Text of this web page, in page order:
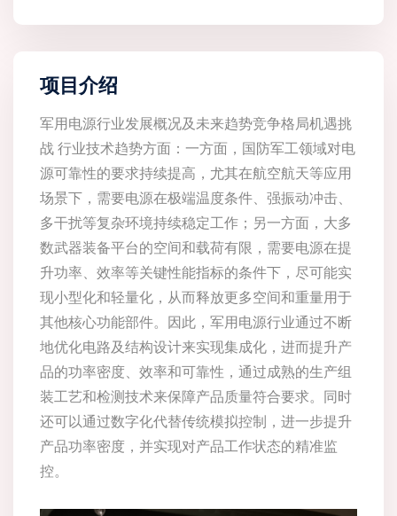
项目介绍
军用电源行业发展概况及未来趋势竞争格局机遇挑
战 行业技术趋势方面：一方面，国防军工领域对电
源可靠性的要求持续提高，尤其在航空航天等应用
场景下，需要电源在极端温度条件、强振动冲击、
多干扰等复杂环境持续稳定工作；另一方面，大多
数武器装备平台的空间和载荷有限，需要电源在提
升功率、效率等关键性能指标的条件下，尽可能实
现小型化和轻量化，从而释放更多空间和重量用于
其他核心功能部件。因此，军用电源行业通过不断
地优化电路及结构设计来实现集成化，进而提升产
品的功率密度、效率和可靠性，通过成熟的生产组
装工艺和检测技术来保障产品质量符合要求。同时
还可以通过数字化代替传统模拟控制，进一步提升
产品功率密度，并实现对产品工作状态的精准监
控。